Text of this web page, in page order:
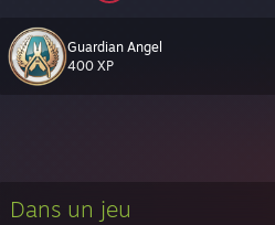
Guardian Angel
400 XP
Dans un jeu